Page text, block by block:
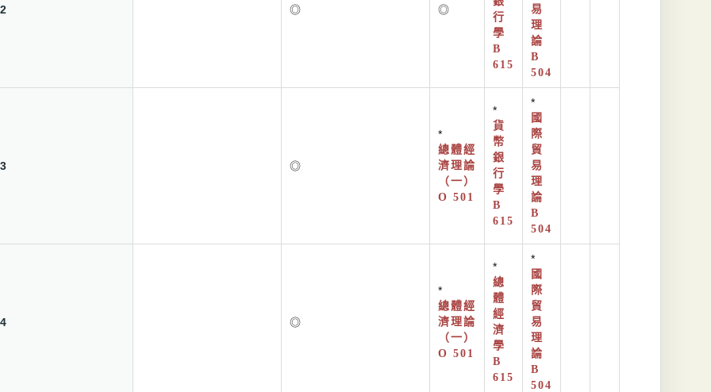
◎ ◎
行
學
B
615
易
理
論
B
504
◎
*
總體經
濟理論
（一）
O 501
*
貨
幣
銀
行
學
B
615
*
國
際
貿
易
理
論
B
504
◎
*
總體經
濟理論
（一）
O 501
*
總
體
經
濟
學
B
615
*
國
際
貿
易
理
論
B
504